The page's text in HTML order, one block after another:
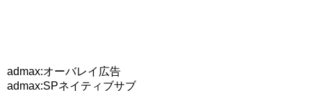
admax:オーバレイ広告
admax:SPネイティブサブ